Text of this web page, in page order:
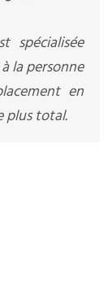
spécialisée
la personne
en
plus total.